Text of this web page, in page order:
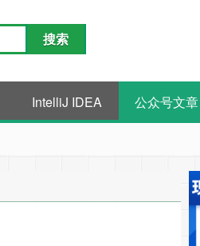
IntelliJ IDEA 公众号文章